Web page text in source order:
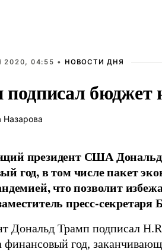
2020, 04:55 • НОВОСТИ ДНЯ
бюджет
Назарова
президент США Дональд
год, в том числе пакет
что позволит
пресс-
Дональд Трамп подписал
финансовый год,